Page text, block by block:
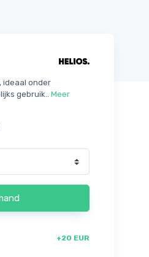
ideaal onder
gebruik.. Meer
+20 EUR